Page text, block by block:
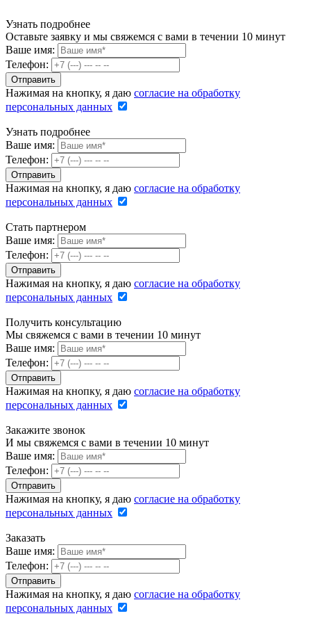
Узнать подробнее
Оставьте заявку и мы свяжемся с вами в течении 10 минут
Ваше имя:
Телефон:
Нажимая на кнопку, я даю согласие на обработку
персональных данных
Узнать подробнее
Ваше имя:
Телефон:
Нажимая на кнопку, я даю согласие на обработку
персональных данных
Стать партнером
Ваше имя:
Телефон:
Нажимая на кнопку, я даю согласие на обработку
персональных данных
Получить консультацию
Мы свяжемся с вами в течении 10 минут
Ваше имя:
Телефон:
Нажимая на кнопку, я даю согласие на обработку
персональных данных
Закажите звонок
И мы свяжемся с вами в течении 10 минут
Ваше имя:
Телефон:
Нажимая на кнопку, я даю согласие на обработку
персональных данных
Заказать
Ваше имя:
Телефон:
Нажимая на кнопку, я даю согласие на обработку
персональных данных